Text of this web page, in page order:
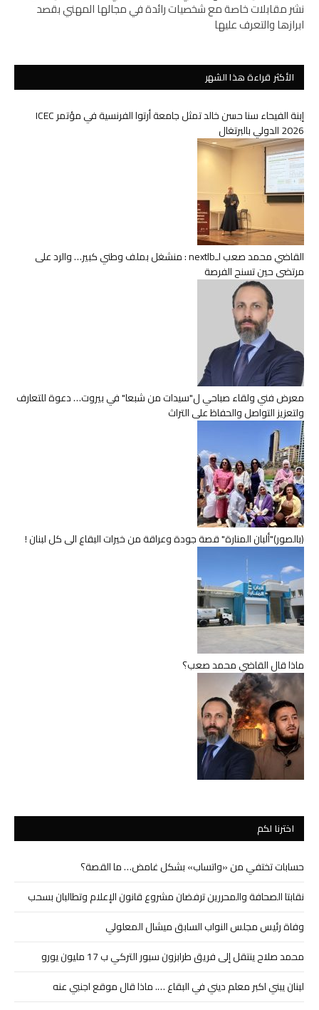
نشر مقابلات خاصة مع شخصيات رائدة في مجالها المهني بقصد
ابرازها والتعرف عليها
الأكثر قراءة هذا الشهر
إبنة الفيحاء سنا حسن خالد تمثل جامعة أرتوا الفرنسية في مؤتمر ICEC
2026 الدولي بالبرتغال
القاضي محمد صعب لـnextlb : منشغل بملف وطني كبير… والرد على
مرتضى حين تسنح الفرصة
معرض فني ولقاء صباحي ل"سيدات من شبعا" في بيروت… دعوة للتعارف
ولتعزيز التواصل والحفاظ على التراث
(بالصور)"ألبان المنارة" قصة جودة وعراقة من خيرات البقاع الى كل لبنان !
ماذا قال القاضي محمد صعب؟
اخترنا لكم
حسابات تختفي من «واتساب» بشكل غامض… ما القصة؟
نقابتا الصحافة والمحررين ترفضان مشروع قانون الإعلام وتطالبان بسحب
وفاة رئيس مجلس النواب السابق ميشال المعلولي
محمد صلاح ينتقل إلى فريق طرابزون سبور التركي ب 17 مليون يورو
لبنان يبني اكبر معلم ديني في البقاع …. ماذا قال موقع اجنبي عنه